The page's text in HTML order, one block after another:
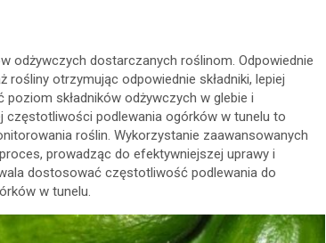
odżywczych dostarczanych roślinom. Odpowiednie
otrzymując odpowiednie składniki, lepiej
składników odżywczych w glebie i
częstotliwości podlewania ogórków w tunelu to
roślin. Wykorzystanie zaawansowanych
prowadząc do efektywniejszej uprawy i
dostosować częstotliwość podlewania do
w tunelu.